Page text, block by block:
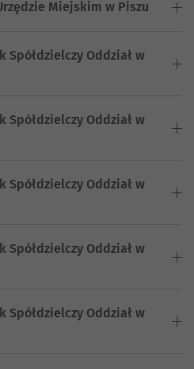
Miejskim w Piszu
Spółdzielczy Oddział w
Spółdzielczy Oddział w
Spółdzielczy Oddział w
Spółdzielczy Oddział w
Spółdzielczy Oddział w